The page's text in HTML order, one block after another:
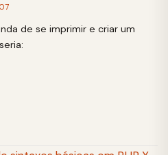
de se imprimir e criar um